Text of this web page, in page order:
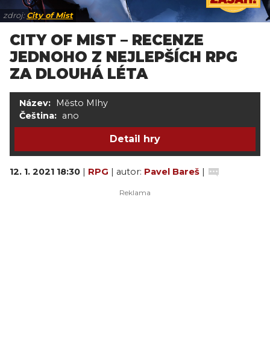
zdroj: City of Mist
CITY OF MIST – RECENZE
JEDNOHO Z NEJLEPŠÍCH RPG
ZA DLOUHÁ LÉTA
Název:
Město Mlhy
Čeština: ano
Detail hry
12. 1. 2021 18:30 | RPG | autor: Pavel Bareš |